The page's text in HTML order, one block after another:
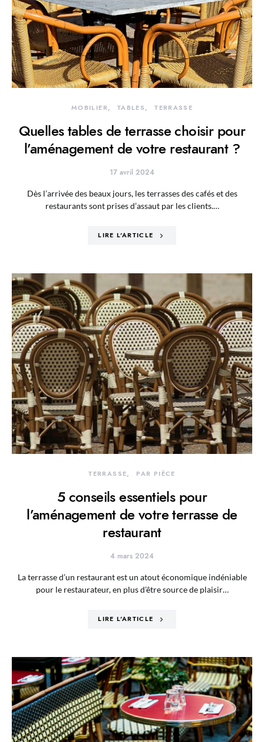
MOBILIER TABLES TERRASSE
Quelles tables de terrasse choisir pour
l’aménagement de votre restaurant ?
17 avril 2024
Dès l’arrivée des beaux jours, les terrasses des cafés et des
restaurants sont prises d’assaut par les clients.…
LIRE L'ARTICLE
TERRASSE PAR PIÈCE
5 conseils essentiels pour
l’aménagement de votre terrasse de
restaurant
4 mars 2024
La terrasse d’un restaurant est un atout économique indéniable
pour le restaurateur, en plus d’être source de plaisir…
LIRE L'ARTICLE